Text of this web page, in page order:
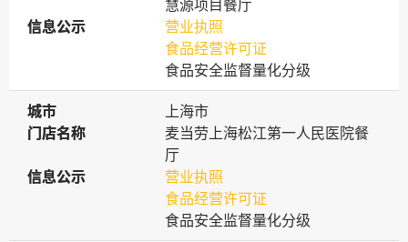
慧源项目餐厅
信息公示
信息公示
营业执照
食品经营许可证
食品安全监督量化分级
城市
城市
上海市
门店名称
门店名称
麦当劳上海松江第一人民医院餐
厅
信息公示
信息公示
营业执照
食品经营许可证
食品安全监督量化分级